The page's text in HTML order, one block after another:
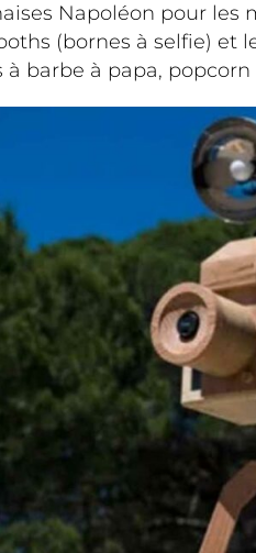
Napoléon pour les
(bornes à selfie) et
à barbe à papa,